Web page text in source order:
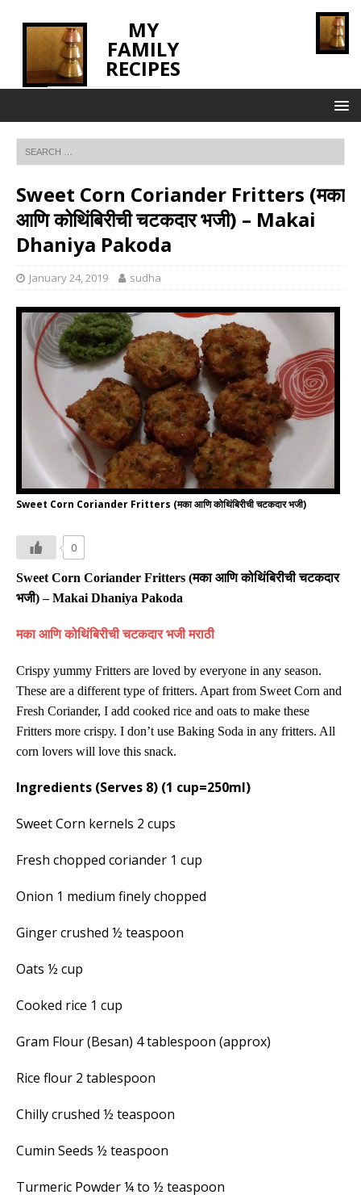
MY
FAMILY
RECIPES
Sweet Corn Coriander Fritters (मका
आणि कोथिंबिरीची चटकदार भजी) – Makai
Dhaniya Pakoda
January 24, 2019 sudha
Sweet Corn Coriander Fritters (मका आणि कोथिंबिरीची चटकदार भजी)
0
Sweet Corn Coriander Fritters (मका आणि कोथिंबिरीची चटकदार
भजी)– Makai Dhaniya Pakoda
मका आणि कोथिंबिरीची चटकदार भजी मराठी
Crispy yummy Fritters are loved by everyone in any season.
These are a different type of fritters. Apart from Sweet Corn and
Fresh Coriander, I add cooked rice and oats to make these
Fritters more crispy. I don’t use Baking Soda in any fritters. All
corn lovers will love this snack.
Ingredients (Serves 8) (1 cup=250ml)
Sweet Corn kernels 2 cups
Fresh chopped coriander 1 cup
Onion 1 medium finely chopped
Ginger crushed ½ teaspoon
Oats ½ cup
Cooked rice 1 cup
Gram Flour (Besan) 4 tablespoon (approx)
Rice flour 2 tablespoon
Chilly crushed ½ teaspoon
Cumin Seeds ½ teaspoon
Turmeric Powder ¼ to ½ teaspoon